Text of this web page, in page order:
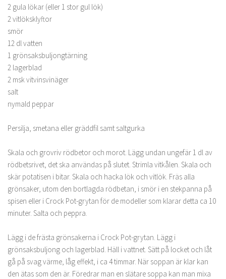
2 gula lökar (eller 1 stor gul lök)
2 vitlöksklyftor
smör
12 dl vatten
1 grönsaksbuljongtärning
2 lagerblad
2 msk vitvinsvinäger
salt
nymald peppar
Persilja, smetana eller gräddfil samt saltgurka
Skala och grovriv rödbetor och morot. Lägg undan ungefär 1 dl av
rödbetsrivet, det ska användas på slutet. Strimla vitkålen. Skala och
skär potatisen i bitar. Skala och hacka lök och vitlök. Fräs alla
grönsaker, utom den bortlagda rödbetan, i smör i en stekpanna på
spisen eller i Crock Pot-grytan för de modeller som klarar detta ca 10
minuter. Salta och peppra.
Lägg i de frästa grönsakerna i Crock Pot-grytan. Lägg i
grönsaksbuljong och lagerblad. Häll i vattnet. Sätt på locket och låt
gå på svag värme, låg effekt, i ca 4 timmar. När soppan är klar kan
den ätas som den är. Föredrar man en slätare soppa kan man mixa